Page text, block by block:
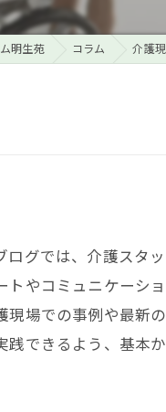
明生苑 コラム 介護
グでは、介護スタ
やコミュニケーシ
場での事例や最新
できるよう、基本